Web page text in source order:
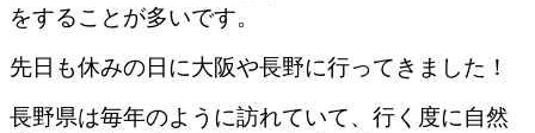
をすることが多いです。
先日も休みの日に大阪や長野に行ってきました！
長野県は毎年のように訪れていて、行く度に自然